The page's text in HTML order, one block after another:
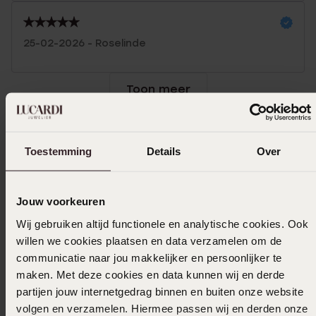
Toestemming Details Over
Jouw voorkeuren
Wij gebruiken altijd functionele en analytische cookies. Ook
willen we cookies plaatsen en data verzamelen om de
communicatie naar jou makkelijker en persoonlijker te
maken. Met deze cookies en data kunnen wij en derde
partijen jouw internetgedrag binnen en buiten onze website
volgen en verzamelen. Hiermee passen wij en derden onze
25-02-2026 - Roselinde
Toon meer
Selecteer maat & bestel
Ook leuk voor jou